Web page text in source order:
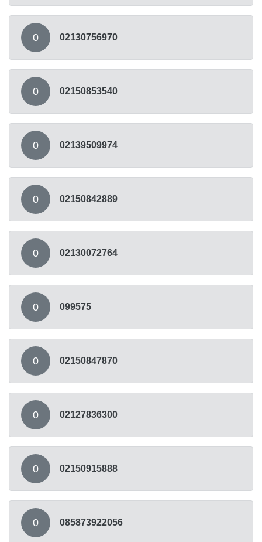
0 02130756970
0 02150853540
0 02139509974
0 02150842889
0 02130072764
0 099575
0 02150847870
0 02127836300
0 02150915888
0 085873922056